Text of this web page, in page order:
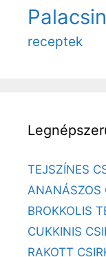
receptek
TEJSZÍNES
ANANÁSZOS
BROKKOLIS
CUKKINIS
RAKOTT